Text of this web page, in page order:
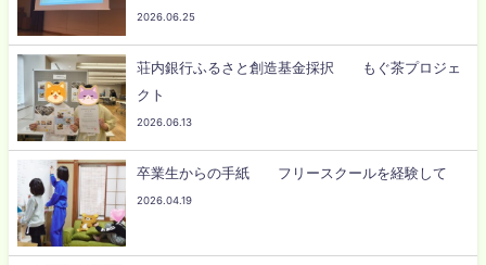
2026.06.25
荘内銀行ふるさと創造基金採択 もぐ茶プロジェ
クト
2026.06.13
卒業生からの手紙 フリースクールを経験して
2026.04.19